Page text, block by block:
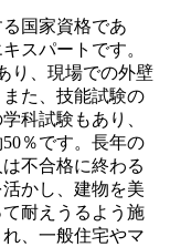
国家資格であ
スパートです。
り、現場での外壁
た、技能試験の
科試験もあり、
％です。長年の
不合格に終わる
かし、建物を美
耐えうるよう施
、一般住宅やマ